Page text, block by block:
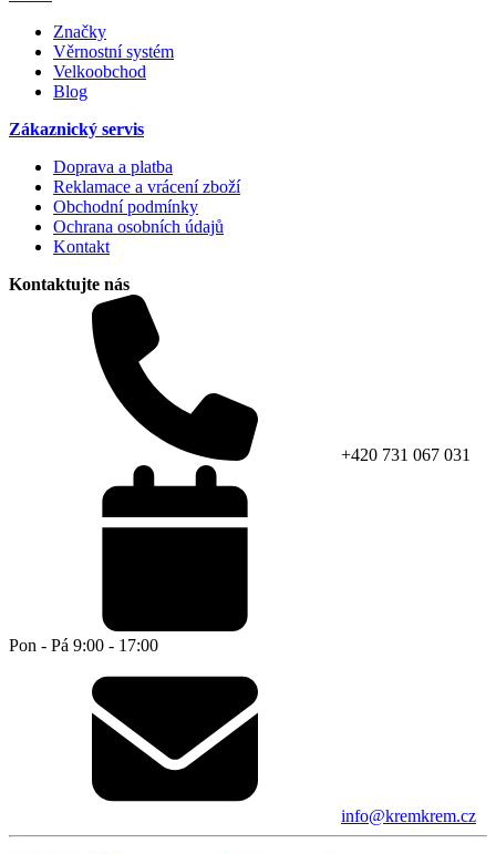
Značky
Věrnostní systém
Velkoobchod
Blog
Zákaznický servis
Doprava a platba
Reklamace a vrácení zboží
Obchodní podmínky
Ochrana osobních údajů
Kontakt
Kontaktujte nás
+420 731 067 031
Pon - Pá 9:00 - 17:00
info@kremkrem.cz